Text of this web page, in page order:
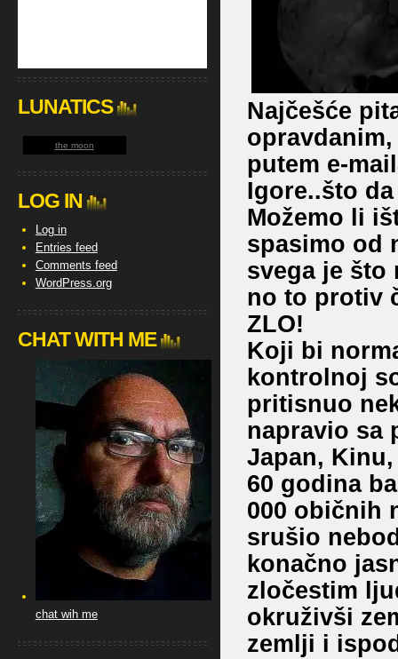
Najčešće
putem e-
Igore..što
Možemo li
spasimo od
svega je što
no to protiv
ZLO!
Koji bi
kontrolnoj
pritisnuo
napravio sa
Japan,
60 godina
000 običnih
srušio
konačno
zločestim
okruživši
zemlji i
LUNATICS
the moon
LOG IN
Log in
Entries feed
Comments feed
WordPress.org
CHAT WITH ME
chat wih me